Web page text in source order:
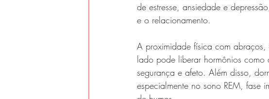
de estresse, ansiedade e
e o relacionamento.
A proximidade física com
lado pode liberar hormônios
segurança e afeto. Além disso,
especialmente no sono REM, fase